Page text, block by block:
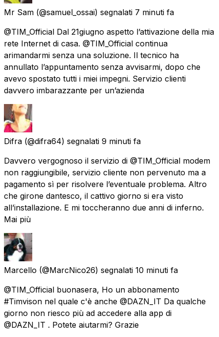
Mr Sam (@samuel_ossai) segnalati 7 minuti fa
@TIM_Official Dal 21giugno aspetto l’attivazione della mia
rete Internet di casa. @TIM_Official continua
arimandarmi senza una soluzione. Il tecnico ha
annullato l’appuntamento senza avvisarmi, dopo che
avevo spostato tutti i miei impegni. Servizio clienti
davvero imbarazzante per un’azienda
Difra (@difra64) segnalati 9 minuti fa
Davvero vergognoso il servizio di @TIM_Official modem
non raggiungibile, servizio cliente non pervenuto ma a
pagamento sì per risolvere l’eventuale problema. Altro
che girone dantesco, il cattivo giorno si era visto
all’installazione. E mi toccheranno due anni di inferno.
Mai più
Marcello (@MarcNico26) segnalati 10 minuti fa
@TIM_Official buonasera, Ho un abbonamento
#Timvison nel quale c'è anche @DAZN_IT Da qualche
giorno non riesco più ad accedere alla app di
@DAZN_IT . Potete aiutarmi? Grazie